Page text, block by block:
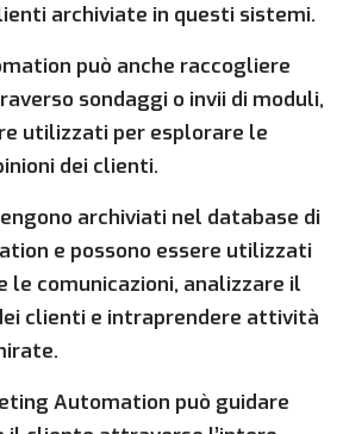
archiviate in questi sistemi.
può anche raccogliere
sondaggi o invii di moduli,
utilizzati per esplorare le
dei clienti.
archiviati nel database di
e possono essere utilizzati
le comunicazioni, analizzare il
clienti e intraprendere attività
Automation può guidare